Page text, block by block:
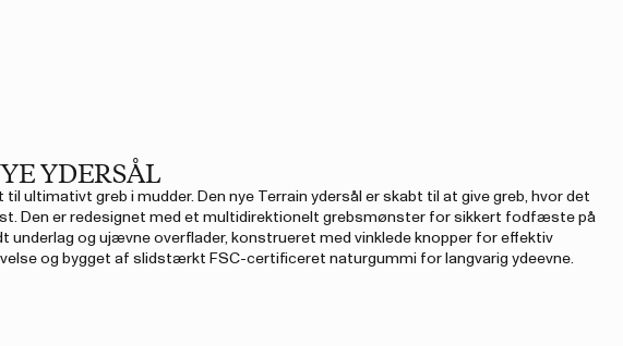
YDERSÅL
til ultimativt greb i mudder. Den nye Terrain ydersål er skabt til at give greb, hvor det
Den er redesignet med et multidirektionelt grebsmønster for sikkert fodfæste på
underlag og ujævne overflader, konstrueret med vinklede knopper for effektiv
og bygget af slidstærkt FSC-certificeret naturgummi for langvarig ydeevne.